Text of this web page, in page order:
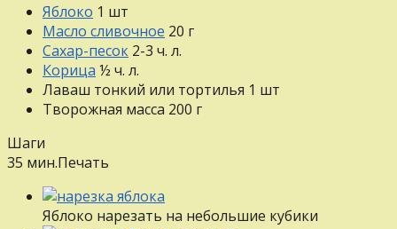
Яблоко 1 шт
Масло сливочное 20 г
Сахар-песок 2-3 ч. л.
Корица ½ ч. л.
Лаваш тонкий или тортилья 1 шт
Творожная масса 200 г
Шаги
35 мин.Печать
Яблоко нарезать на небольшие кубики